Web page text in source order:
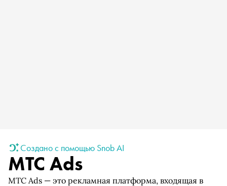
Создано с помощью Snob AI
МТС Ads
МТС Ads — это рекламная платформа, входящая в